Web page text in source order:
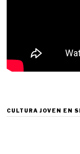
CULTURA JOVEN EN